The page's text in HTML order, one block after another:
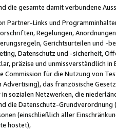
die gesamte damit verbundene
Partner-Links und
Regelungen,
Gerichtsurteilen und -
Datenschutz und -sicherheit,
präzise und unmissverständlich
Commission für die Nutzung von
Advertising), das französische
in sozialen Netzwerken, die
die Datenschutz-
(einschließlich aller
hostet),